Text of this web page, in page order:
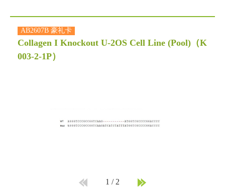
AB2607B 豪礼卡
Collagen I Knockout U-2OS Cell Line (Pool) （K
003-2-1P）
1 /2